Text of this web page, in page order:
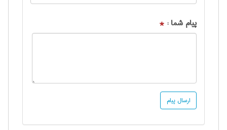
پیام شما : *